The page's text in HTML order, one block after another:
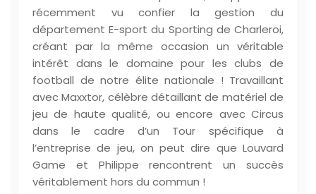
récemment vu confier la gestion du
département E-sport du Sporting de Charleroi,
créant par la même occasion un véritable
intérêt dans le domaine pour les clubs de
football de notre élite nationale ! Travaillant
avec Maxxtor, célèbre détaillant de matériel de
jeu de haute qualité, ou encore avec Circus
dans le cadre d’un Tour spécifique à
l’entreprise de jeu, on peut dire que Louvard
Game et Philippe rencontrent un succès
véritablement hors du commun !